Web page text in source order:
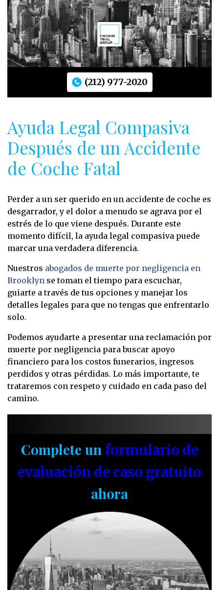
(212) 977-2020
Ayuda Legal Compasiva
Después de un Accidente
de Coche Fatal
Perder a un ser querido en un accidente de coche es
desgarrador, y el dolor a menudo se agrava por el
estrés de lo que viene después. Durante este
momento difícil, la ayuda legal compasiva puede
marcar una verdadera diferencia.
Nuestros abogados de muerte por negligencia en
Brooklyn se toman el tiempo para escuchar,
guiarte a través de tus opciones y manejar los
detalles legales para que no tengas que enfrentarlo
solo.
Podemos ayudarte a presentar una reclamación por
muerte por negligencia para buscar apoyo
financiero para los costos funerarios, ingresos
perdidos y otras pérdidas. Lo más importante, te
trataremos con respeto y cuidado en cada paso del
camino.
Complete un formulario de
evaluación de caso gratuito
ahora